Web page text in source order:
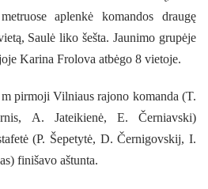
aplenkė komandos draugę
Saulė liko šešta. Jaunimo grupėje
Karina Frolova atbėgo 8 vietoje.
pirmoji Vilniaus rajono komanda (T.
A. Jateikienė, E. Černiavski)
(P. Šepetytė, D. Černigovskij, I.
finišavo aštunta.